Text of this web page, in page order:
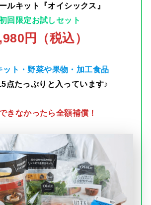
ルキット『オイシックス』
回限定お試しセット
円（税込）
ット・野菜や果物・加工食品
点たっぷりと入っています♪
きなかったら全額補償！